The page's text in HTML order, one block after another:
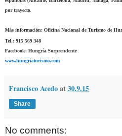
por trayecto.
Más información: Oficina Nacional de Turismo de
Tel.: 915 569 348
Facebook: Hungría Sorprendente
www.hungriaturismo.com
Francisco Acedoat30.9.15
Share
No comments: